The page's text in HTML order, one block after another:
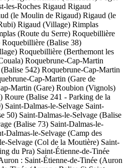
les-Roches Rigaud Rigaud
(le Moulin de Rigaud) Rigaud (le
Rigaud (Village) Rimplas
(Route du Serre) Roquebillière
Roquebillière (Balise 38)
Roquebillière (Berthemont les
Roquebrune-Cap-Martin
542) Roquebrune-Cap-Martin
Cap-Martin (Gare de
Martin (Gare) Roubion (Vignols)
Roure (Balise 241 - Parking de la
Saint-Dalmas-le-Selvage Saint-
50) Saint-Dalmas-le-Selvage (Balise
(Balise 73) Saint-Dalmas-le-
Dalmas-le-Selvage (Camp des
Selvage (Col de la Moutière) Saint-
du Pra) Saint-Étienne-de-Tinée
: Saint-Étienne-de-Tinée (Auron